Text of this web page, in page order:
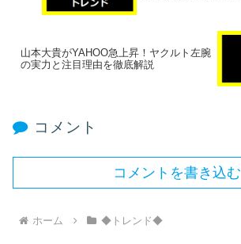
山本大貴がYAHOO急上昇！ヤクルト左腕
の実力と注目理由を徹底解説
コメント
コメントを書き込む
ホーム ◆トレンド◆